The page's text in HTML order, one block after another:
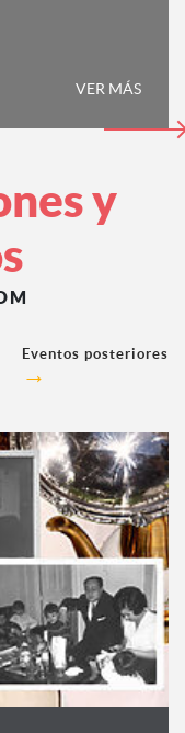
VER MÁS
y
Eventos posteriores
→